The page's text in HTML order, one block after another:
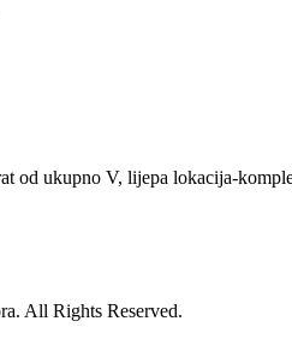
od ukupno V, lijepa lokacija-
All Rights Reserved.